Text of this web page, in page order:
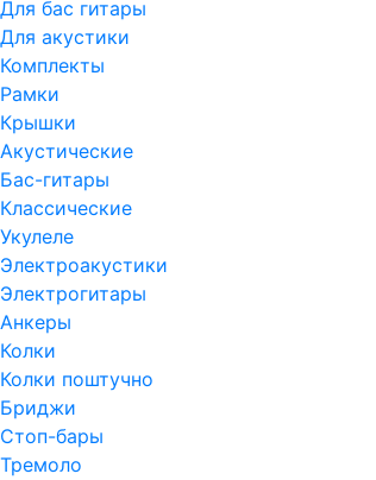
Для бас гитары
Для акустики
Комплекты
Рамки
Крышки
Акустические
Бас-гитары
Классические
Укулеле
Электроакустики
Электрогитары
Анкеры
Колки
Колки поштучно
Бриджи
Стоп-бары
Тремоло